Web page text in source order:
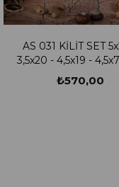
AS 031 KİLİT SET
3,5x20 - 4,5x19 -
₺570,00